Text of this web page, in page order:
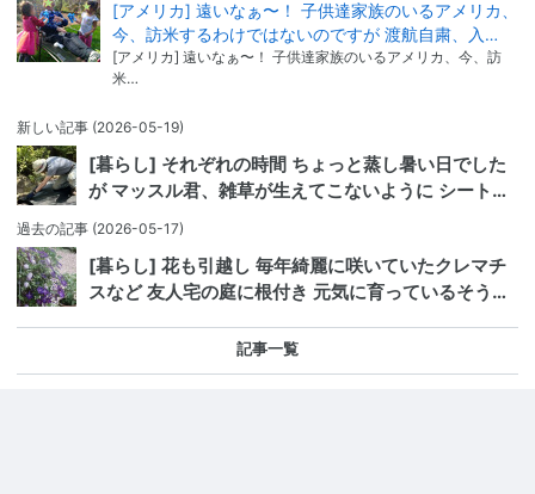
[アメリカ] 遠いなぁ〜！ 子供達家族のいるアメリカ、
今、訪米するわけではないのですが 渡航自粛、入…
[アメリカ] 遠いなぁ〜！ 子供達家族のいるアメリカ、今、訪
米…
新しい記事 (2026-05-19)
[暮らし] それぞれの時間 ちょっと蒸し暑い日でした
が マッスル君、雑草が生えてこないように シート…
過去の記事 (2026-05-17)
[暮らし] 花も引越し 毎年綺麗に咲いていたクレマチ
スなど 友人宅の庭に根付き 元気に育っているそう…
記事一覧